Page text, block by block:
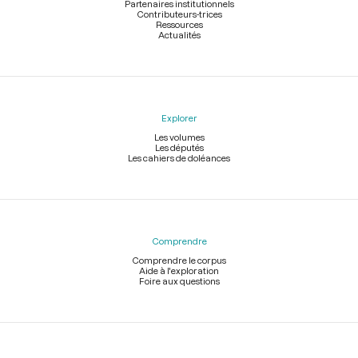
Partenaires institutionnels
Contributeurs-trices
Ressources
Actualités
Explorer
Les volumes
Les députés
Les cahiers de doléances
Comprendre
Comprendre le corpus
Aide à l'exploration
Foire aux questions